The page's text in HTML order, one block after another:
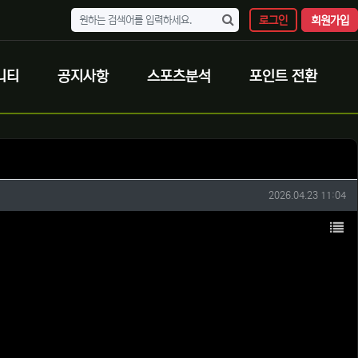
로그인 회원가입
티 공지사항 스포츠분석 포인트 전환
작성일
2026.04.23 11:04
목